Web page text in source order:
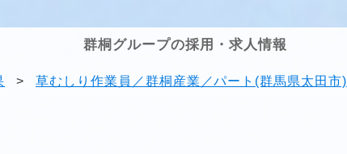
群桐グループの採用・求人情報
> 草むしり作業員／群桐産業／パート(群馬県太田市)